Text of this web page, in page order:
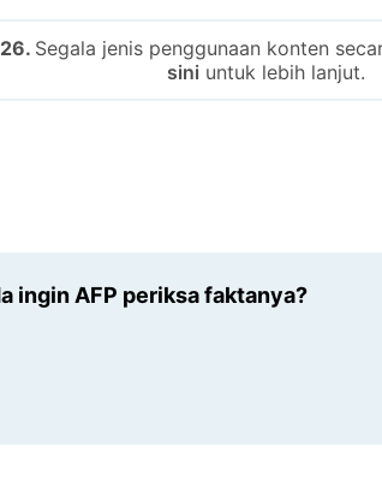
Segala jenis penggunaan konten
sini untuk lebih lanjut.
ingin AFP periksa faktanya?